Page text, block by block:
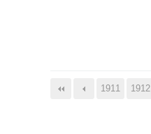
1911 1912
다음 맨끝